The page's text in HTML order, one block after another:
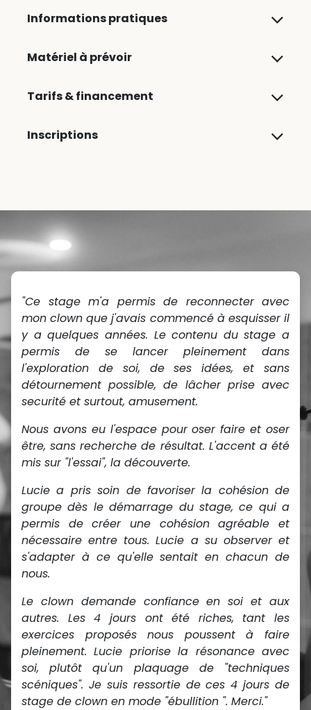
Informations pratiques
Matériel à prévoir
Tarifs & financement
Inscriptions
"Ce stage m'a permis de reconnecter avec
mon clown que j'avais commencé à esquisser il
y a quelques années. Le contenu du stage a
permis de se lancer pleinement dans
l'exploration de soi, de ses idées, et sans
détournement possible, de lâcher prise avec
securité et surtout, amusement.
Nous avons eu l'espace pour oser faire et oser
être, sans recherche de résultat. L'accent a été
mis sur "l'essai", la découverte.
Lucie a pris soin de favoriser la cohésion de
groupe dès le démarrage du stage, ce qui a
permis de créer une cohésion agréable et
nécessaire entre tous. Lucie a su observer et
s'adapter à ce qu'elle sentait en chacun de
nous.
Le clown demande confiance en soi et aux
autres. Les 4 jours ont été riches, tant les
exercices proposés nous poussent à faire
pleinement. Lucie priorise la résonance avec
soi, plutôt qu'un plaquage de "techniques
scéniques". Je suis ressortie de ces 4 jours de
stage de clown en mode "ébullition ". Merci."